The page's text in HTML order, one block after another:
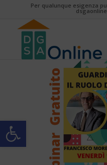
Apri la barra degli strumenti
Per qualunque esigenza